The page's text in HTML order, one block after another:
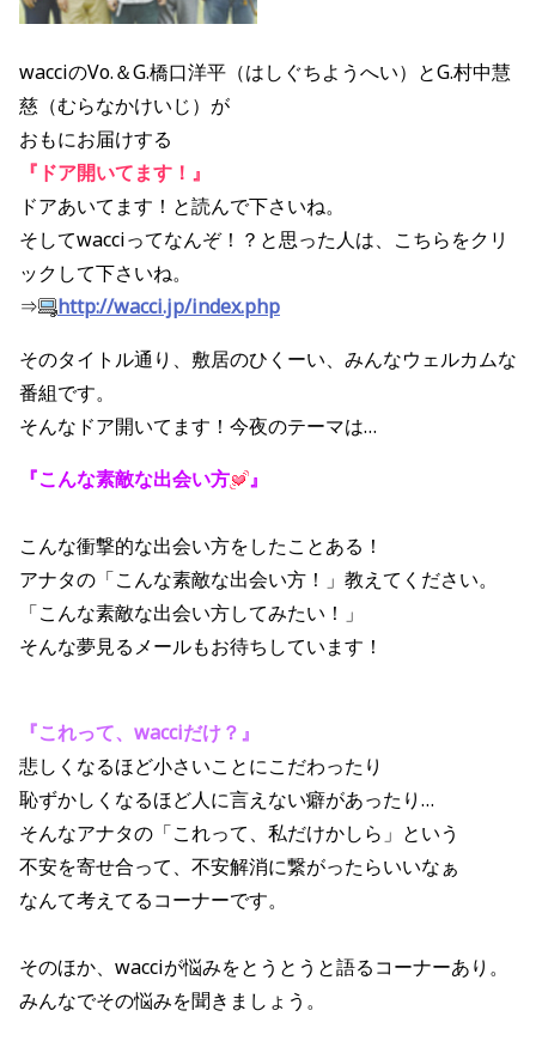
wacciのVo.＆G.橋口洋平（はしぐちようへい）とG.村中慧
慈（むらなかけいじ）が
おもにお届けする
『ドア開いてます！』
ドアあいてます！と読んで下さいね。
そしてwacciってなんぞ！？と思った人は、こちらをクリ
ックして下さいね。
⇒
http://wacci.jp/index.php
そのタイトル通り、敷居のひくーい、みんなウェルカムな
番組です。
そんなドア開いてます！今夜のテーマは…
『こんな素敵な出会い方
』
こんな衝撃的な出会い方をしたことある！
アナタの「こんな素敵な出会い方！」教えてください。
「こんな素敵な出会い方してみたい！」
そんな夢見るメールもお待ちしています！
『これって、wacciだけ？』
悲しくなるほど小さいことにこだわったり
恥ずかしくなるほど人に言えない癖があったり…
そんなアナタの「これって、私だけかしら」という
不安を寄せ合って、不安解消に繋がったらいいなぁ
なんて考えてるコーナーです。
そのほか、wacciが悩みをとうとうと語るコーナーあり。
みんなでその悩みを聞きましょう。